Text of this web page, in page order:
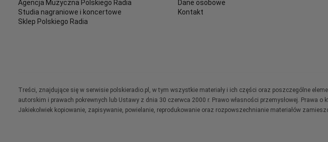
Agencja Muzyczna Polskiego Radia
Studia nagraniowe i koncertowe
Sklep Polskiego Radia
Dane osobowe
Kontakt
Treści, znajdujące się w serwisie polskieradio.pl, w tym wszystkie materiały i ich części oraz poszczególne
autorskim i prawach pokrewnych lub Ustawy z dnia 30 czerwca 2000 r. Prawo własności przemysłowej.
Jakiekolwiek kopiowanie, zapisywanie, powielanie, reprodukowanie oraz rozpowszechnianie materiałów